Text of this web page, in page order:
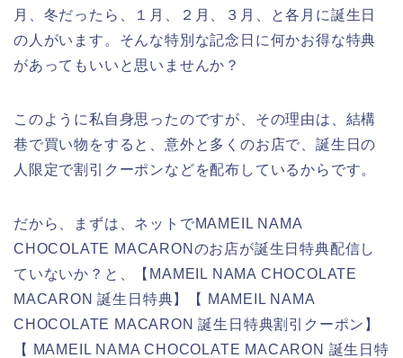
月、冬だったら、１月、２月、３月、と各月に誕生日
の人がいます。そんな特別な記念日に何かお得な特典
があってもいいと思いませんか？
このように私自身思ったのですが、その理由は、結構
巷で買い物をすると、意外と多くのお店で、誕生日の
人限定で割引クーポンなどを配布しているからです。
だから、まずは、ネットでMAMEIL NAMA
CHOCOLATE MACARONのお店が誕生日特典配信し
ていないか？と、【MAMEIL NAMA CHOCOLATE
MACARON 誕生日特典】【 MAMEIL NAMA
CHOCOLATE MACARON 誕生日特典割引クーポン】
【 MAMEIL NAMA CHOCOLATE MACARON 誕生日特